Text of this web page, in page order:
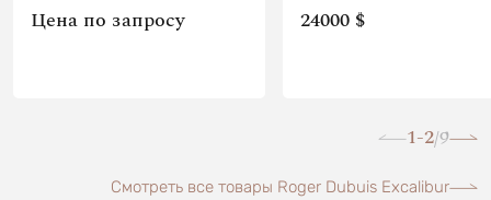
Цена по запросу 24000 $
1-2/9
Смотреть все товары Roger Dubuis Excalibur